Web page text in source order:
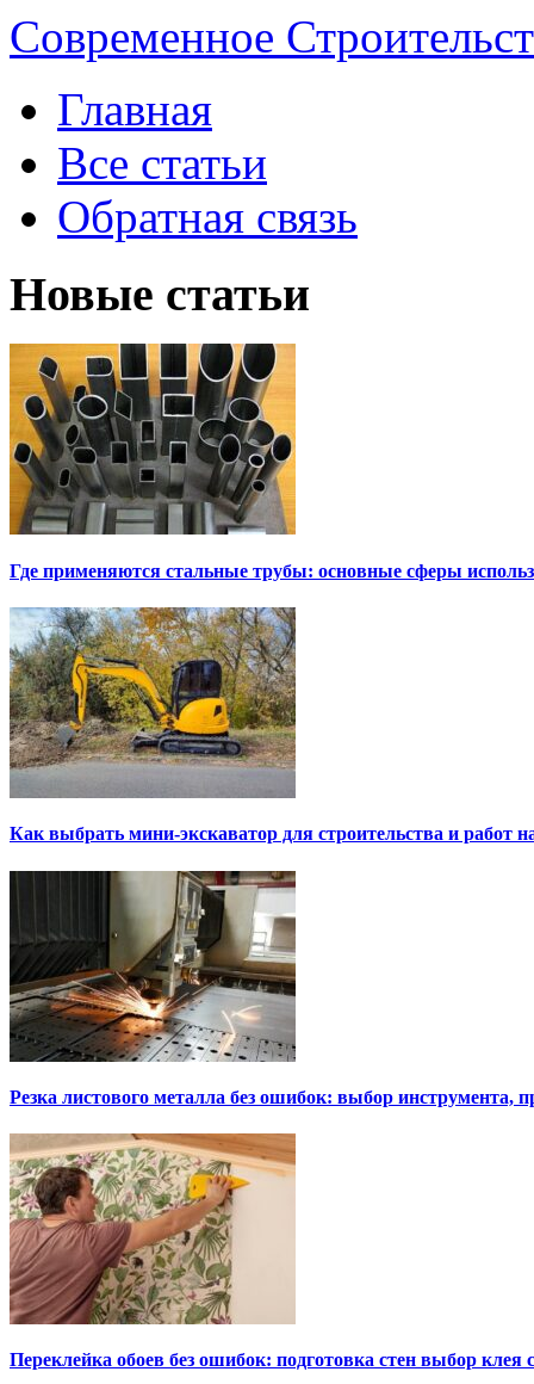
Современное
Главная
Все статьи
Обратная связь
Новые статьи
Где применяются стальные трубы: основные сферы
Как выбрать мини-экскаватор для строительства и работ
Резка листового металла без ошибок: выбор инструмента,
Переклейка обоев без ошибок: подготовка стен выбор клея